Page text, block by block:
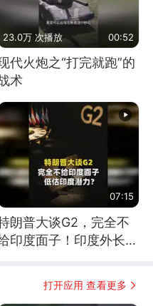
23.0万 次播放 00:52
代火炮之“打完就跑”的
术
07:15
朗普大谈G2，完全不
印度面子！印度外长：
打开应用 查看更多